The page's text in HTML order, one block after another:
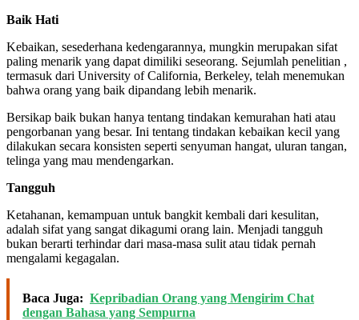
Baik Hati
Kebaikan, sesederhana kedengarannya, mungkin merupakan sifat
paling menarik yang dapat dimiliki seseorang. Sejumlah penelitian ,
termasuk dari University of California, Berkeley, telah menemukan
bahwa orang yang baik dipandang lebih menarik.
Bersikap baik bukan hanya tentang tindakan kemurahan hati atau
pengorbanan yang besar. Ini tentang tindakan kebaikan kecil yang
dilakukan secara konsisten seperti senyuman hangat, uluran tangan,
telinga yang mau mendengarkan.
Tangguh
Ketahanan, kemampuan untuk bangkit kembali dari kesulitan,
adalah sifat yang sangat dikagumi orang lain. Menjadi tangguh
bukan berarti terhindar dari masa-masa sulit atau tidak pernah
mengalami kegagalan.
Baca Juga: Kepribadian Orang yang Mengirim Chat
dengan Bahasa yang Sempurna